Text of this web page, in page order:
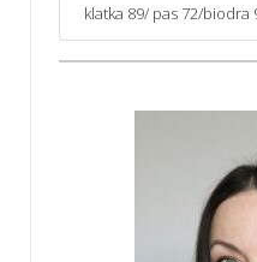
klatka 89/ pas 72/biodra